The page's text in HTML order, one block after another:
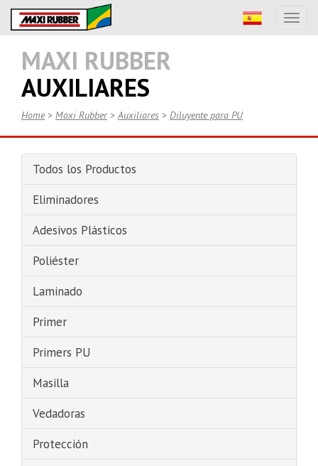
MAXI RUBBER
AUXILIARES
Home > Maxi Rubber > Auxiliares > Diluyente para PU
Todos los Productos
Eliminadores
Adesivos Plásticos
Poliéster
Laminado
Primer
Primers PU
Masilla
Vedadoras
Protección